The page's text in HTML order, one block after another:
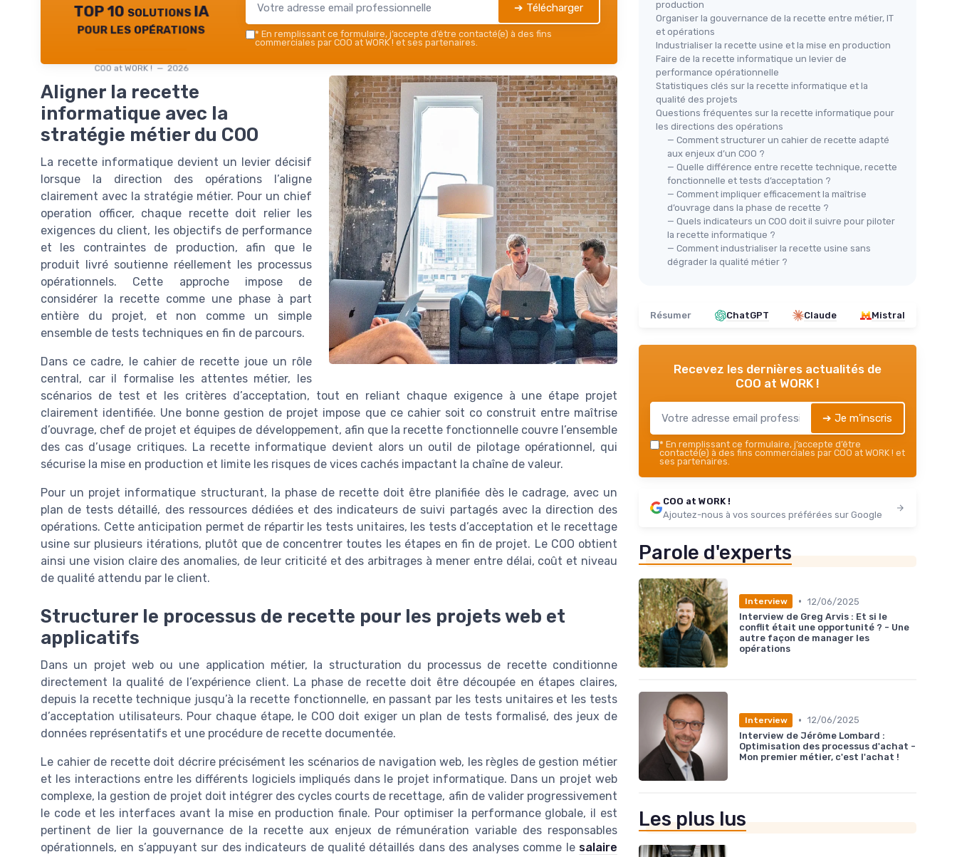
TOP 10 solutions IA
pour les opérations
COO at WORK ! — 2026
➔ Télécharger
* En remplissant ce formulaire, j’accepte d’être contacté(e) à des fins
commerciales par COO at WORK ! et ses partenaires.
Aligner la recette
informatique avec la
stratégie métier du COO
La recette informatique devient un levier décisif
lorsque la direction des opérations l’aligne
clairement avec la stratégie métier. Pour un chief
operation officer, chaque recette doit relier les
exigences du client, les objectifs de performance
et les contraintes de production, afin que le
produit livré soutienne réellement les processus
opérationnels. Cette approche impose de
considérer la recette comme une phase à part
entière du projet, et non comme un simple
ensemble de tests techniques en fin de parcours.
Dans ce cadre, le cahier de recette joue un rôle
central, car il formalise les attentes métier, les
scénarios de test et les critères d’acceptation, tout en reliant chaque exigence à une étape projet
clairement identifiée. Une bonne gestion de projet impose que ce cahier soit co construit entre maîtrise
d’ouvrage, chef de projet et équipes de développement, afin que la recette fonctionnelle couvre l’ensemble
des cas d’usage critiques. La recette informatique devient alors un outil de pilotage opérationnel, qui
sécurise la mise en production et limite les risques de vices cachés impactant la chaîne de valeur.
Pour un projet informatique structurant, la phase de recette doit être planifiée dès le cadrage, avec un
plan de tests détaillé, des ressources dédiées et des indicateurs de suivi partagés avec la direction des
opérations. Cette anticipation permet de répartir les tests unitaires, les tests d’acceptation et le recettage
usine sur plusieurs itérations, plutôt que de concentrer toutes les étapes en fin de projet. Le COO obtient
ainsi une vision claire des anomalies, de leur criticité et des arbitrages à mener entre délai, coût et niveau
de qualité attendu par le client.
Structurer le processus de recette pour les projets web et
applicatifs
Dans un projet web ou une application métier, la structuration du processus de recette conditionne
directement la qualité de l’expérience client. La phase de recette doit être découpée en étapes claires,
depuis la recette technique jusqu’à la recette fonctionnelle, en passant par les tests unitaires et les tests
d’acceptation utilisateurs. Pour chaque étape, le COO doit exiger un plan de tests formalisé, des jeux de
données représentatifs et une procédure de recette documentée.
Le cahier de recette doit décrire précisément les scénarios de navigation web, les règles de gestion métier
et les interactions entre les différents logiciels impliqués dans le projet informatique. Dans un projet web
complexe, la gestion de projet doit intégrer des cycles courts de recettage, afin de valider progressivement
le code et les interfaces avant la mise en production finale. Pour optimiser la performance globale, il est
pertinent de lier la gouvernance de la recette aux enjeux de rémunération variable des responsables
opérationnels, en s’appuyant sur des indicateurs de qualité détaillés dans des analyses comme le salaire
production
Organiser la gouvernance de la recette entre métier, IT
et opérations
Industrialiser la recette usine et la mise en production
Faire de la recette informatique un levier de
performance opérationnelle
Statistiques clés sur la recette informatique et la
qualité des projets
Questions fréquentes sur la recette informatique pour
les directions des opérations
— Comment structurer un cahier de recette adapté
aux enjeux d’un COO ?
— Quelle différence entre recette technique, recette
fonctionnelle et tests d’acceptation ?
— Comment impliquer efficacement la maîtrise
d’ouvrage dans la phase de recette ?
— Quels indicateurs un COO doit il suivre pour piloter
la recette informatique ?
— Comment industrialiser la recette usine sans
dégrader la qualité métier ?
Résumer ChatGPT Claude Mistral
Recevez les dernières actualités de
COO at WORK !
➔ Je m'inscris
* En remplissant ce formulaire, j’accepte d’être
contacté(e) à des fins commerciales par COO at WORK ! et
ses partenaires.
COO at WORK !
Ajoutez-nous à vos sources préférées sur Google
Parole d'experts
Interview • 12/06/2025
Interview de Greg Arvis : Et si le
conflit était une opportunité ? - Une
autre façon de manager les
opérations
Interview • 12/06/2025
Interview de Jérôme Lombard :
Optimisation des processus d'achat -
Mon premier métier, c'est l'achat !
Les plus lus